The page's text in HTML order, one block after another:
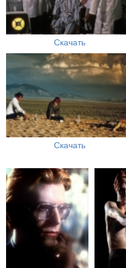
Скачать
Скачать